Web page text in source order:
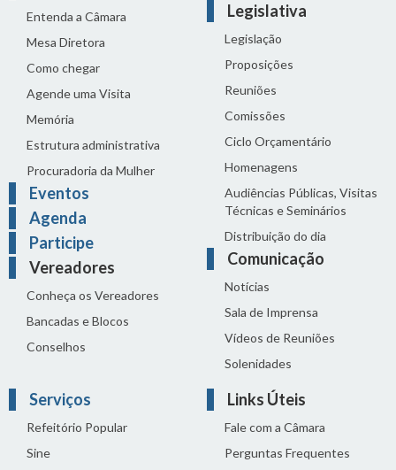
Entenda a Câmara
Mesa Diretora
Como chegar
Agende uma Visita
Memória
Estrutura administrativa
Procuradoria da Mulher
Eventos
Agenda
Participe
Vereadores
Conheça os Vereadores
Bancadas e Blocos
Conselhos
Legislativa
Legislação
Proposições
Reuniões
Comissões
Ciclo Orçamentário
Homenagens
Audiências Públicas, Visitas
Técnicas e Seminários
Distribuição do dia
Comunicação
Notícias
Sala de Imprensa
Vídeos de Reuniões
Solenidades
Serviços
Refeitório Popular
Sine
Links Úteis
Fale com a Câmara
Perguntas Frequentes